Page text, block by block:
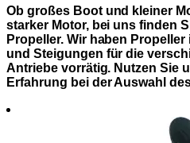
Ob großes Boot und kleiner
starker Motor, bei uns finden
Propeller. Wir haben
und Steigungen für die
Antriebe vorrätig. Nutzen Sie
Erfahrung bei der Auswahl